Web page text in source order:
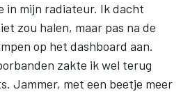
in mijn radiateur. Ik dacht
zou halen, maar pas na de
op het dashboard aan.
zakte ik wel terug
Jammer, met een beetje meer